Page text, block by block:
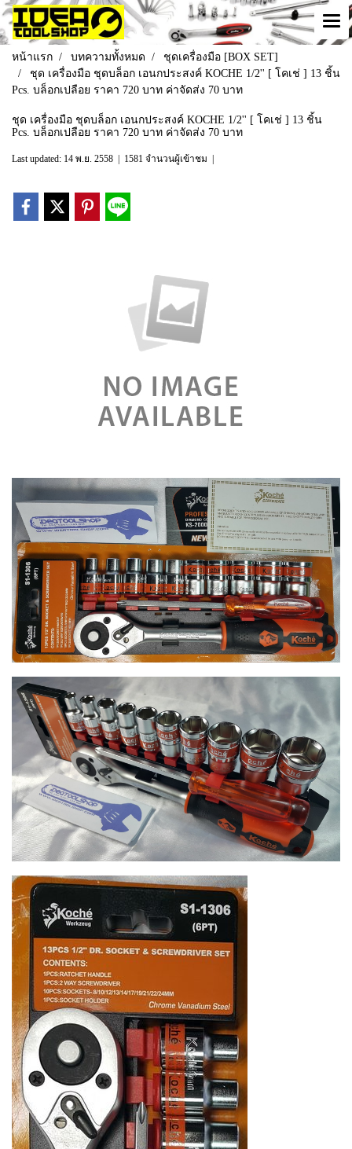
หน้าแรก บทความทั้งหมด
ชุดเครื่องมือ [BOX SET]
ชุด เครื่องมือ ชุดบล็อก เอนกประสงค์ KOCHE 1/2'' [ โคเช่ ] 13 ชิ้น
Pcs. บล็อกเปลือย ราคา 720 บาท ค่าจัดส่ง 70 บาท
ชุด เครื่องมือ ชุดบล็อก เอนกประสงค์ KOCHE 1/2'' [ โคเช่ ] 13 ชิ้น
Pcs. บล็อกเปลือย ราคา 720 บาท ค่าจัดส่ง 70 บาท
Last updated: 14 พ.ย. 2558 1581 จำนวนผู้เข้าชม